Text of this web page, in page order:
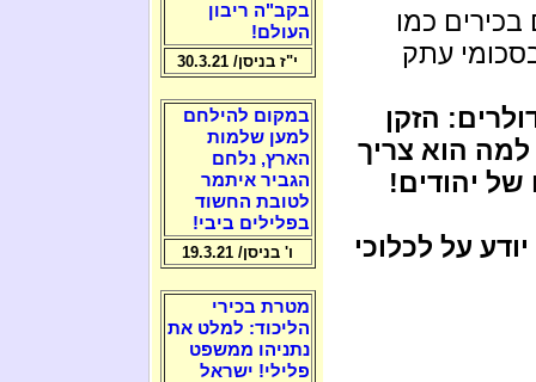
בכירים כמו
עתק
הזקן
הוא צריך
יהודים!
על לכלוכי
בקב"ה ריבון
העולם!
י"ז בניסן/ 30.3.21
במקום להילחם
למען שלמות
הארץ, נלחם
הגביר איתמר
לטובת החשוד
בפלילים ביבי!
ו' בניסן/ 19.3.21
מטרת בכירי
הליכוד: למלט את
נתניהו ממשפט
פלילי! ישראל